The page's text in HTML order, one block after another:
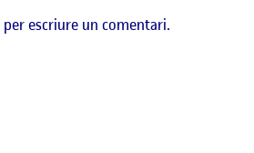
per escriure un comentari.